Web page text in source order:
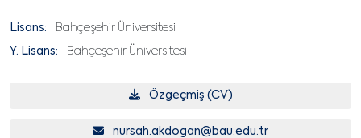
Lisans: Bahçeşehir Üniversitesi
Y. Lisans: Bahçeşehir Üniversitesi
Özgeçmiş (CV)
nursah.akdogan@bau.edu.tr